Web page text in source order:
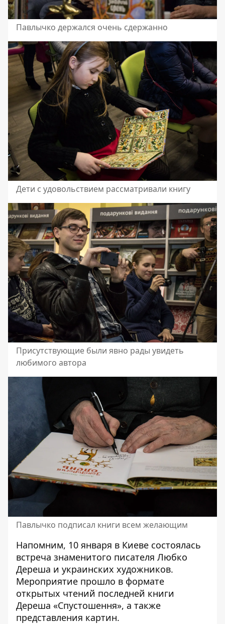
Павлычко держался очень сдержанно
Дети с удовольствием рассматривали книгу
Присутствующие были явно рады увидеть
любимого автора
Павлычко подписал книги всем желающим
Напомним, 10 января в Киеве состоялась
встреча знаменитого писателя Любко
Дереша и украинских художников.
Мероприятие прошло в формате
открытых чтений последней книги
Дереша «Спустошення», а также
представления картин.